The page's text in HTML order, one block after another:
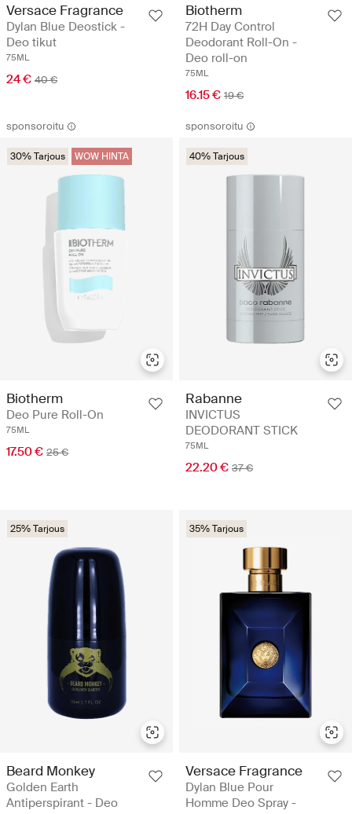
Versace Fragrance
Dylan Blue Deostick -
Deo tikut
75ML
24 € 40 €
Biotherm
72H Day Control
Deodorant Roll-On -
Deo roll-on
75ML
16.15 € 19 €
sponsoroitu
30% Tarjous WOW HINTA
Biotherm
Deo Pure Roll-On
75ML
17.50 € 25 €
sponsoroitu
40% Tarjous
Rabanne
INVICTUS
DEODORANT STICK
75ML
22.20 € 37 €
25% Tarjous
Beard Monkey
Golden Earth
Antiperspirant - Deo
35% Tarjous
Versace Fragrance
Dylan Blue Pour
Homme Deo Spray -